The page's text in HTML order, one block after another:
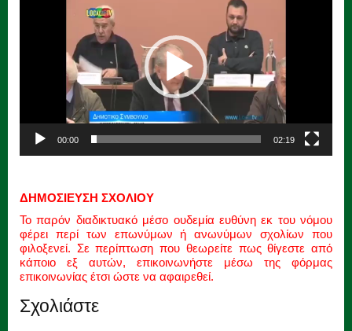
00:00 02:19
ΔΗΜΟΣΙΕΥΣΗ ΣΧΟΛΙΟΥ
Το παρόν διαδικτυακό μέσο ουδεμία ευθύνη εκ του νόμου
φέρει περί των επωνύμων ή ανωνύμων σχολίων που
φιλοξενεί. Σε περίπτωση που θεωρείτε πως θίγεστε από
κάποιο εξ αυτών, επικοινωνήστε μέσω της φόρμας
επικοινωνίας έτσι ώστε να αφαιρεθεί.
Σχολιάστε